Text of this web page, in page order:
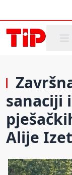
sanaciji
Alije